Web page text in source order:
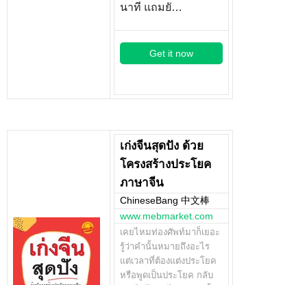
นาที แถมยั…
Get it now
เก่งจีนสุดปัง ด้วย
โครงสร้างประโยค
ภาษาจีน
ChineseBang 中文棒
www.mebmarket.com
เคยไหมท่องศัพท์มาก็เยอะ
รู้ว่าคำนั้นหมายถึงอะไร
แต่เวลาที่ต้องแต่งประโยค
หรือพูดเป็นประโยค กลับ